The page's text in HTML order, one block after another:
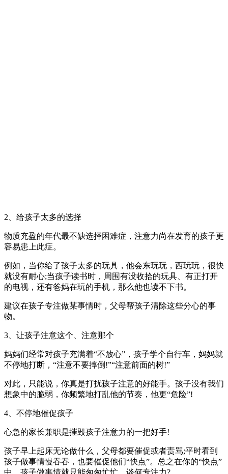
2、给孩子太多的选择
物质充盈的年代最不缺选择困难症，注意力尚在发育的孩子更
容易患上此症。
例如，当你给了孩子太多的玩具，他会东玩玩，西玩玩，很快
就没有耐心;当孩子读书时，周围有没收拾的玩具、有正打开
的电视，还有爸妈在玩的手机，那么他也读不下书。
建议在孩子专注做某事情时，父母帮孩子清除这些分心的事
物。
3、让孩子注意这个、注意那个
妈妈们经常对孩子充满着“不放心”，孩子学个自行车，妈妈就
不停地打断，“注意不要摔倒!”“注意前面的树!”
对此，只能说，你真是打扰孩子注意的好能手。孩子没有我们
想象中的脆弱，你频繁地打乱他的节奏，他更“危险”!
4、不停地催促孩子
心急的家长兼职是摧毁孩子注意力的一把好手!
孩子早上起床无论做什么，父母都要催促或者责骂;平时看到
孩子做事情慢吞吞，也要催促他们“快点”。总之在你的“快点”